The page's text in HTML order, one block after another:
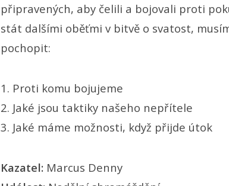
připravených, aby čelili a bojovali proti
stát dalšími oběťmi v bitvě o svatost,
pochopit:
1. Proti komu bojujeme
2. Jaké jsou taktiky našeho nepřítele
3. Jaké máme možnosti, když přijde útok
Kazatel: Marcus Denny